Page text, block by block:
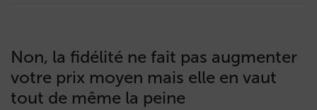
Non, la fidélité ne fait pas augmenter
votre prix moyen mais elle en vaut
tout de même la peine